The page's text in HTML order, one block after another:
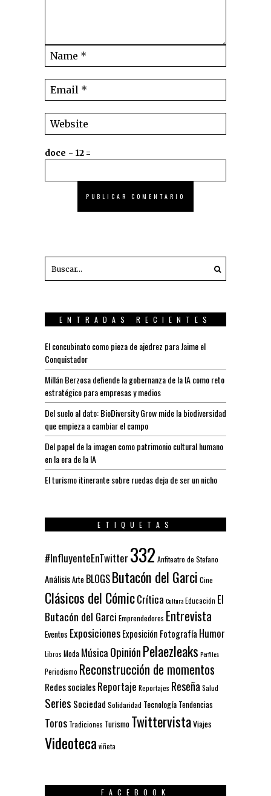
doce − 12 =
ENTRADAS RECIENTES
El concubinato como pieza de ajedrez para Jaime el
Conquistador
Millán Berzosa defiende la gobernanza de la IA como reto
estratégico para empresas y medios
Del suelo al dato: BioDiversity Grow mide la biodiversidad
que empieza a cambiar el campo
Del papel de la imagen como patrimonio cultural humano
en la era de la IA
El turismo itinerante sobre ruedas deja de ser un nicho
ETIQUETAS
#InfluyenteEnTwitter 332 Anfiteatro de Stefano
AnálisisArte BLOGSButacón del Garci Cine
Clásicos del CómicCrítica CulturaEducación El
Butacón del Garci Emprendedores Entrevista
Eventos ExposicionesExposición Fotografía Humor
Libros Moda Música OpiniónPelaezleaks Perfiles
Periodismo Reconstrucción de momentos
Redes socialesReportaje Reportajes Reseña Salud
Series Sociedad Solidaridad Tecnología Tendencias
Toros Tradiciones Turismo TwittervistaViajes
Videoteca viñeta
FACEBOOK